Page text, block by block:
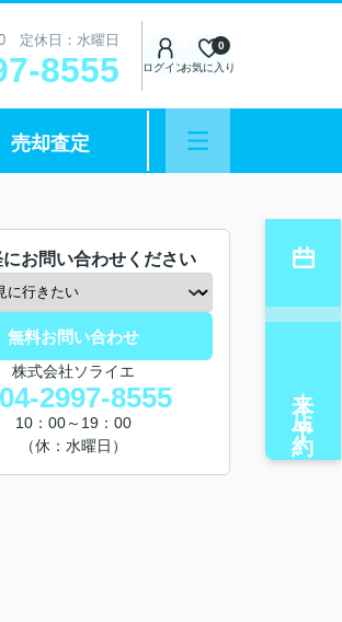
定休日：水曜日
8555 ログインお気に入り
0
売却査定
にお問い合わせください
無料お問い合わせ
株式会社ソライエ
04-2997-8555
10：00～19：00
（休：水曜日）
来店予約